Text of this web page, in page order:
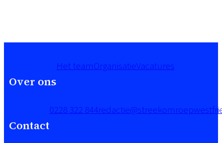
Over ons
Het teamOrganisatieVacatures
Contact
0228 322 844